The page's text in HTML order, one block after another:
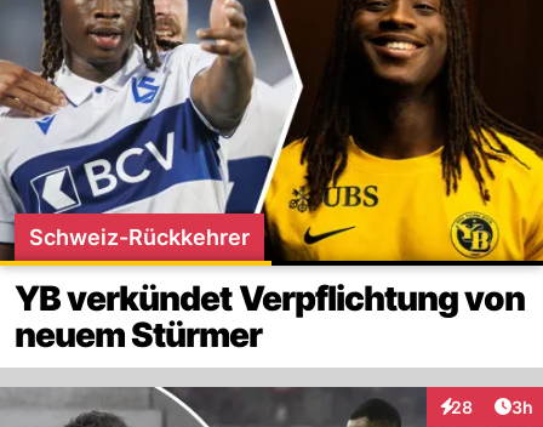
Schweiz-Rückkehrer
YB verkündet Verpflichtung von
neuem Stürmer
28
Interaktionen
3h